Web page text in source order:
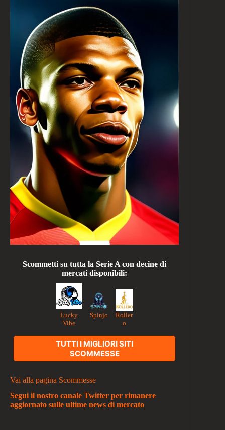
Scommetti su tutta la Serie A con decine di
mercati disponibili:
Lucky
Vibe
Spinjo
Roller
o
TUTTI I MIGLIORI SITI
SCOMMESSE
Vai alla pagina Scommesse
Segui il nostro canale Twitter per rimanere
aggiornato sulle ultime news di mercato